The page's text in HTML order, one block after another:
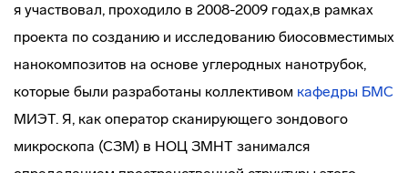
я участвовал, проходило в 2008-2009 годах,в рамках
проекта по созданию и исследованию биосовместимых
нанокомпозитов на основе углеродных нанотрубок,
которые были разработаны коллективом кафедры БМС
МИЭТ. Я, как оператор сканирующего зондового
микроскопа (СЗМ) в НОЦ ЗМНТ занимался